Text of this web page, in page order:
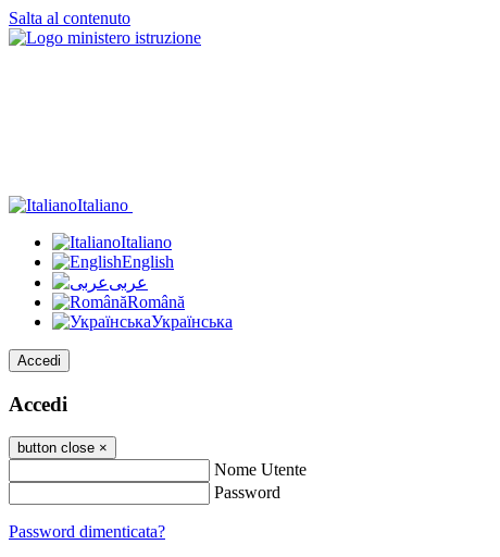
Salta al contenuto
Italiano
Italiano
English
عربى
Română
Українська
Accedi
Accedi
button close ×
Nome Utente
Password
Password dimenticata?